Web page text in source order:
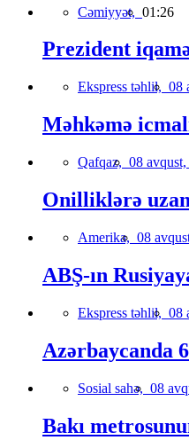
Cəmiyyət, 01:26
Prezident
Ekspress təhlil, 08
Məhkəmə
Qafqaz, 08
Onilliklərə
Amerika, 08
ABŞ-ın
Ekspress təhlil, 08
Azərbaycanda
Sosial sahə, 08
Bakı